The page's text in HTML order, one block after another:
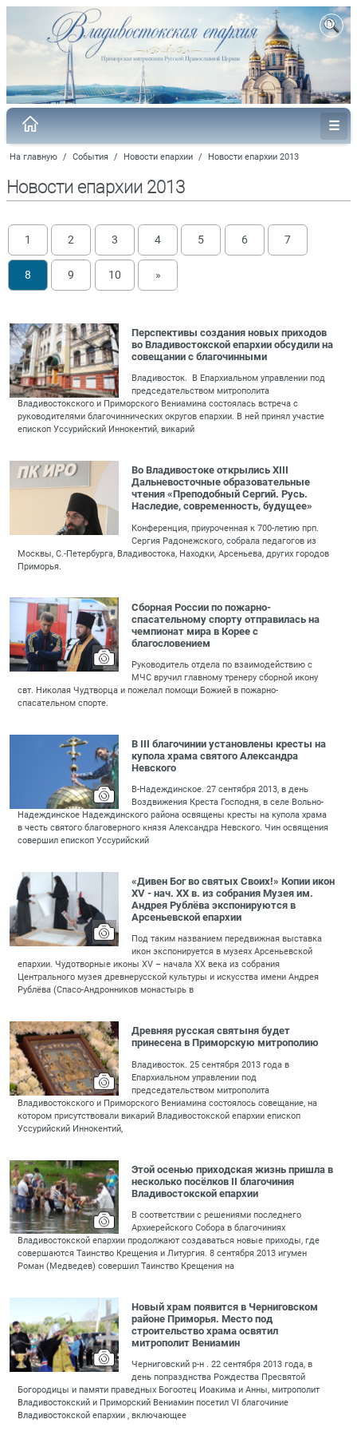
На главную / События / Новости епархии / Новости епархии 2013
Новости епархии 2013
1 2 3 4 5 6 7
8 9 10 »
Перспективы создания новых приходов
во Владивостокской епархии обсудили на
совещании с благочинными
Владивосток. В Епархиальном управлении под
председательством митрополита
Владивостокского и Приморского Вениамина состоялась встреча с
руководителями благочиннических округов епархии. В ней принял участие
епископ Уссурийский Иннокентий, викарий
Во Владивостоке открылись XIII
Дальневосточные образовательные
чтения «Преподобный Сергий. Русь.
Наследие, современность, будущее»
Конференция, приуроченная к 700-летию прп.
Сергия Радонежского, собрала педагогов из
Москвы, С.-Петербурга, Владивостока, Находки, Арсеньева, других городов
Приморья.
Сборная России по пожарно-
спасательному спорту отправилась на
чемпионат мира в Корее с
благословением
Руководитель отдела по взаимодействию с
МЧС вручил главному тренеру сборной икону
свт. Николая Чудтворца и пожелал помощи Божией в пожарно-
спасательном спорте.
В III благочинии установлены кресты на
купола храма святого Александра
Невского
В-Надеждинское. 27 сентября 2013, в день
Воздвижения Креста Господня, в селе Вольно-
Надеждинское Надеждинского района освящены кресты на купола храма
в честь святого благоверного князя Александра Невского. Чин освящения
совершил епископ Уссурийский
«Дивен Бог во святых Cвоих!» Копии икон
XV - нач. XX в. из собрания Музея им.
Андрея Рублёва экспонируются в
Арсеньевской епархии
Под таким названием передвижная выставка
икон экспонируется в музеях Арсеньевской
епархии. Чудотворные иконы XV – начала XX века из собрания
Центрального музея древнерусской культуры и искусства имени Андрея
Рублёва (Спасо-Андронников монастырь в
Древняя русская святыня будет
принесена в Приморскую митрополию
Владивосток. 25 сентября 2013 года в
Епархиальном управлении под
председательством митрополита
Владивостокского и Приморского Вениамина состоялось совещание, на
котором присутствовали викарий Владивостокской епархии епископ
Уссурийский Иннокентий,
Этой осенью приходская жизнь пришла в
несколько посёлков II благочиния
Владивостокской епархии
В соответствии с решениями последнего
Архиерейского Собора в благочиниях
Владивостокской епархии продолжают создаваться новые приходы, где
совершаются Таинство Крещения и Литургия. 8 сентября 2013 игумен
Роман (Медведев) совершил Таинство Крещения на
Новый храм появится в Черниговском
районе Приморья. Место под
строительство храма освятил
митрополит Вениамин
Черниговский р-н . 22 сентября 2013 года, в
день попразднства Рождества Пресвятой
Богородицы и памяти праведных Богоотец Иоакима и Анны, митрополит
Владивостокский и Приморский Вениамин посетил VI благочиние
Владивостокской епархии , включающее